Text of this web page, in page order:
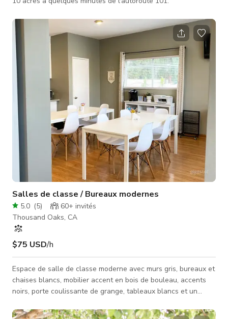
Salles de classe / Bureaux modernes
5.0 (5) 60+ invités
Thousand Oaks, CA
$75 USD/h
Espace de salle de classe moderne avec murs gris, bureaux et
chaises blancs, mobilier accent en bois de bouleau, accents
noirs, porte coulissante de grange, tableaux blancs et un
connectées avec une décoration assortie.